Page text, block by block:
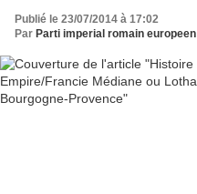
Publié le 23/07/2014 à 17:02
Par Parti imperial romain europeen